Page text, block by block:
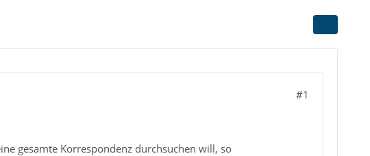
#1
gesamte Korrespondenz durchsuchen will, so